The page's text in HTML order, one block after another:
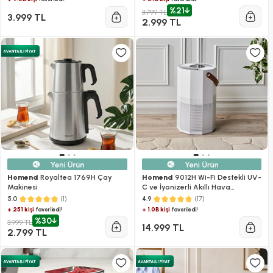
3.999 TL 3.799 TL %21
2.999 TL
Homend Royaltea 1769H Çay
Makinesi
5.0 (1)
+ 251 kişi favoriledi!
3.999 TL %30
2.799 TL
Homend 9012H Wi-Fi Destekli UV-
C ve İyonizerli Akıllı Hava
Temizleme Makinesi
4.9 (17)
+ 1.0B kişifavoriledi!
14.999 TL